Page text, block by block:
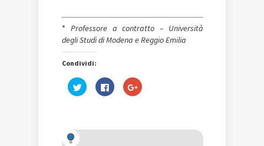
* Professore a contratto – Università
degli Studi di Modena e Reggio Emilia
Condividi:
Fai
clic
Fai
clic
Fai
clic